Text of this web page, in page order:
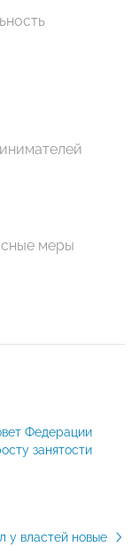
меры
Федерации
занятости
у властей новые